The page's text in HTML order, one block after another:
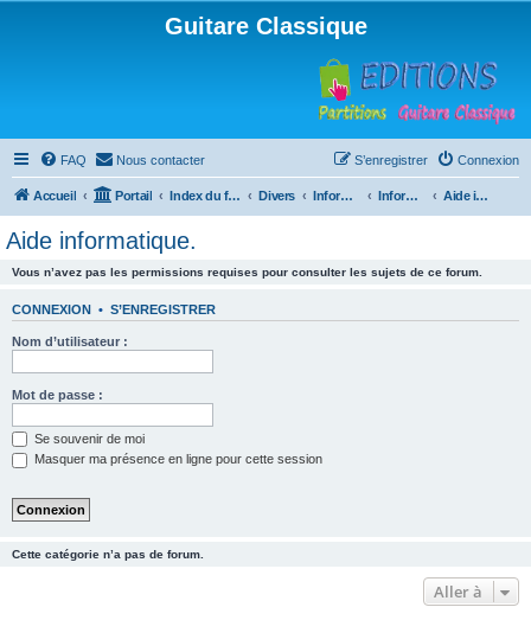
Guitare Classique
FAQ Nous contacter Connexion
S’enregistrer
Accueil Portail Index du forum Divers Informatique Informatique Aide informatique.
Aide informatique.
Vous n’avez pas les permissions requises pour consulter les sujets de ce forum.
CONNEXION • S’ENREGISTRER
Nom d’utilisateur :
Mot de passe :
Se souvenir de moi
Masquer ma présence en ligne pour cette session
Cette catégorie n’a pas de forum.
Aller à